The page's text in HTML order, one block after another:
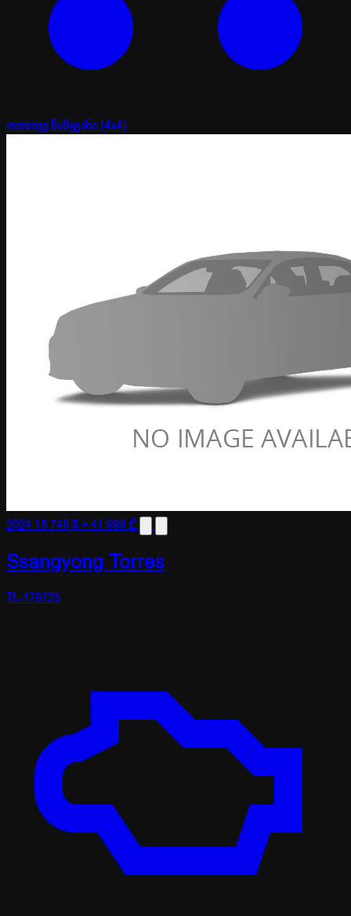
ოთხივე წამყვანი (4x4)
2024 15 746 $≈ 41 999 ₾
Ssangyong Torres
TL-179725